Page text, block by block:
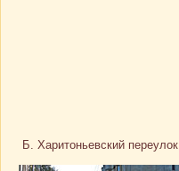
Б. Харитоньевский переулок